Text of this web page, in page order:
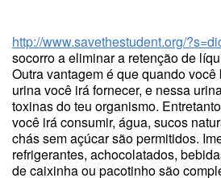
http://www.savethestudent.org/
socorro a eliminar a retenção de
Outra vantagem é que quando
urina você irá fornecer, e nessa
toxinas do teu organismo.
você irá consumir, água, sucos
chás sem açúcar são permitidos.
refrigerantes, achocolatados,
de caixinha ou pacotinho são